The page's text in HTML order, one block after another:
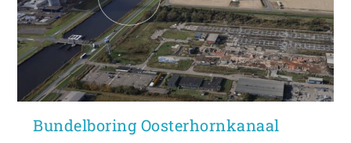
Bundelboring Oosterhornkanaal